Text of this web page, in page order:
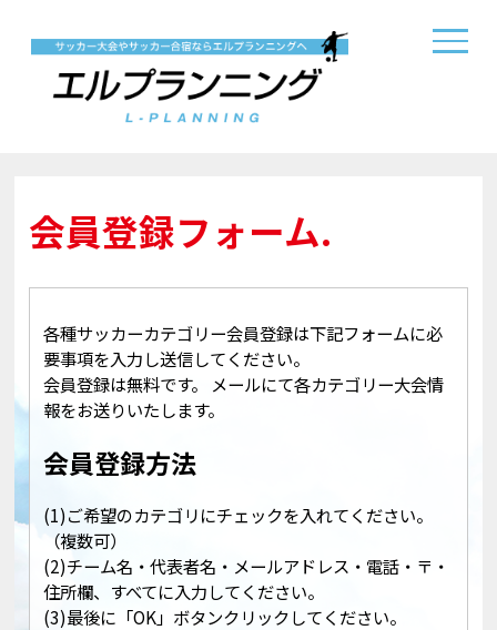
会員登録フォーム.
各種サッカーカテゴリー会員登録は下記フォームに必
要事項を入力し送信してください。
会員登録は無料です。 メールにて各カテゴリー大会情
報をお送りいたします。
会員登録方法
(1)ご希望のカテゴリにチェックを入れてください。
（複数可）
(2)チーム名・代表者名・メールアドレス・電話・〒・
住所欄、すべてに入力してください。
(3)最後に「OK」ボタンクリックしてください。